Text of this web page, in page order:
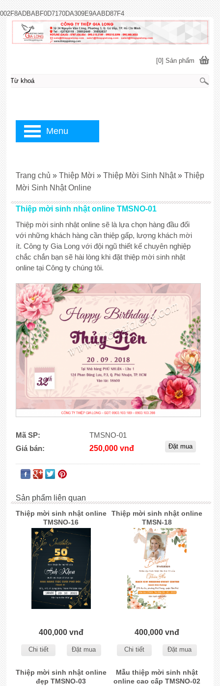
002F8ADBABF0D7170DA309E9AABD87F4
Thiệp mời sinh nhật online TMSNO-01
Thiệp mời sinh nhật online sẽ là lựa chọn hàng đầu đối
với những khách hàng cần thiệp gấp, lượng khách mời
ít. Công ty Gia Long với đội ngũ thiết kế chuyên nghiệp
chắc chắn bạn sẽ hài lòng khi đặt thiệp mời sinh nhật
online tại Công ty chúng tôi.
Mã SP:
TMSNO-01
Giá bán:
250,000 vnđ
Sản phẩm liên quan
Thiệp mời sinh nhật online
TMSNO-16
400,000 vnđ
Chi tiết Đặt mua
Thiệp mời sinh nhật online
TMSN-18
400,000 vnđ
Chi tiết Đặt mua
Thiệp mời sinh nhật online
đẹp TMSNO-03
Mẫu thiệp mời sinh nhật
online cao cấp TMSNO-02
Trang chủ » Thiệp Mời » Thiệp Mời Sinh Nhật » Thiệp
Mời Sinh Nhật Online
[0] Sản phẩm
Menu